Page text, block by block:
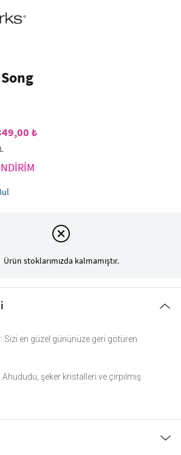
Detayları
₺
Ürün stoklarımızda kalmamıştır.
Sizi en güzel gününüze geri götüren
şeker kristalleri ve çırpılmış